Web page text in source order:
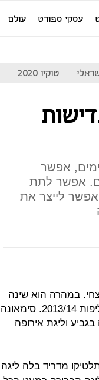
עסקי ספורט עולם
טוקיו 2020
אפשר
אפשר לתת
לייצר את
במהרה הוא שינה
את התדמית הזו עם זכייה בליגת אירופה 2011/12 וזכייה באליפות 2013/14. סימאונה
וליגת אירופה
של אתלטיקו מדריד בלה ליגה